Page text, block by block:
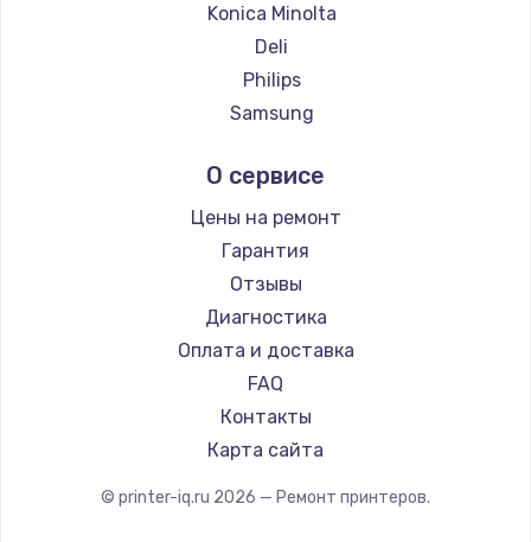
Konica Minolta
Deli
Philips
Samsung
Lexmark
Sharp
TSC
Fujitsu
Godex
О сервисе
Цены на ремонт
Гарантия
Отзывы
Диагностика
Оплата и доставка
FAQ
Контакты
Карта сайта
© printer-iq.ru 2026 — Ремонт принтеров.